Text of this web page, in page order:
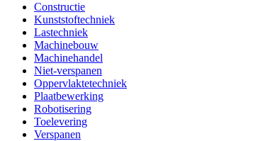
Constructie
Kunststoftechniek
Lastechniek
Machinebouw
Machinehandel
Niet-verspanen
Oppervlaktetechniek
Plaatbewerking
Robotisering
Toelevering
Verspanen